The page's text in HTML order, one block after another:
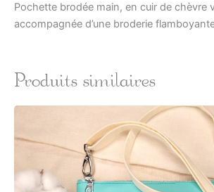
Pochette brodée main, en cuir de chèvre
accompagnée d’une broderie
Produits similaires